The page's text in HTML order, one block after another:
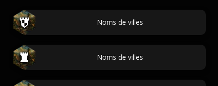
Noms de villes
Noms de villes